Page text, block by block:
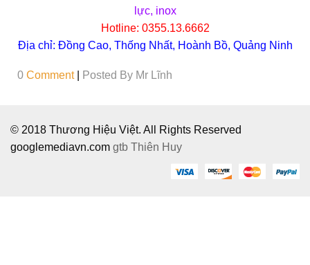
lực, inox
Hotline: 0355.13.6662
Địa chỉ: Đồng Cao, Thống Nhất, Hoành Bồ, Quảng Ninh
0 Comment Posted By Mr Lĩnh
© 2018 Thương Hiệu Việt. All Rights Reserved
googlemediavn.com gtb Thiên Huy